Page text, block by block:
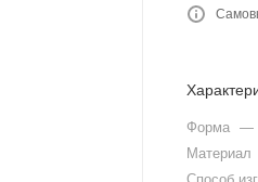
Форма —
Материал